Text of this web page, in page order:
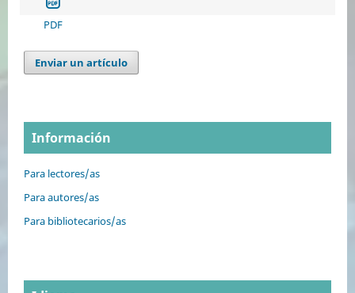
PDF
Enviar un artículo
Información
Para lectores/as
Para autores/as
Para bibliotecarios/as